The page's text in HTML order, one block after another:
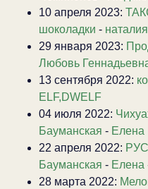
10 апреля 2023:
шоколадки - наталия
29 января 2023:
Любовь
13 сентября 2022:
ELF,DWELF
04 июля 2022:
Бауманская - Елена
22 апреля 2022:
Бауманская - Елена
28 марта 2022: